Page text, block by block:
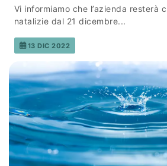
Vi informiamo che l’azienda resterà
natalizie dal 21 dicembre...
13 DIC 2022